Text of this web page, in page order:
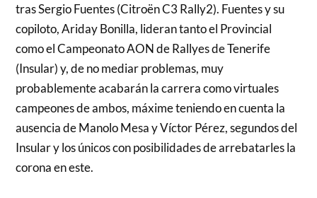
tras Sergio Fuentes (Citroën C3 Rally2). Fuentes y su
copiloto, Ariday Bonilla, lideran tanto el Provincial
como el Campeonato AON de Rallyes de Tenerife
(Insular) y, de no mediar problemas, muy
probablemente acabarán la carrera como virtuales
campeones de ambos, máxime teniendo en cuenta la
ausencia de Manolo Mesa y Víctor Pérez, segundos del
Insular y los únicos con posibilidades de arrebatarles la
corona en este.